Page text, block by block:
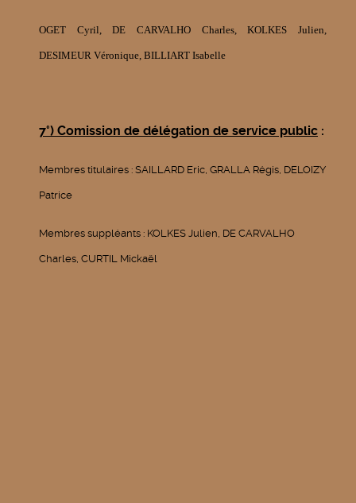
OGET Cyril, DE CARVALHO Charles, KOLKES Julien,
DESIMEUR Véronique, BILLIART Isabelle
7°) Comission de délégation de service public :
Membres titulaires : SAILLARD Eric, GRALLA Régis, DELOIZY
Patrice
Membres suppléants : KOLKES Julien, DE CARVALHO
Charles, CURTIL Mickaël